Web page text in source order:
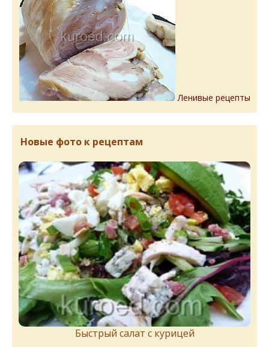
Ленивые рецепты
Новые фото к рецептам
Быстрый салат с курицей